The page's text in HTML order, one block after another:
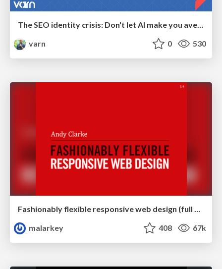
varn
0 530
Fashionably flexible responsive web design (full day workshop)
malarkey
408 67k